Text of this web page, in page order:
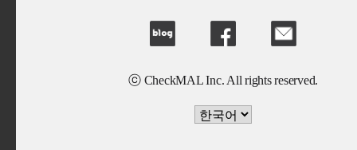
ⓒ CheckMAL Inc. All rights reserved.